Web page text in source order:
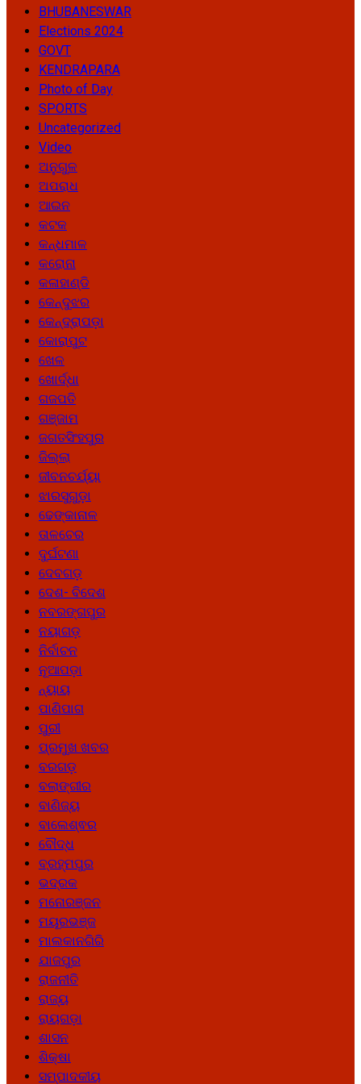
BHUBANESWAR
Elections 2024
GOVT
KENDRAPARA
Photo of Day
SPORTS
Uncategorized
Video
ଅନୁଗୁଳ
ଅପରାଧ
ଆଇନ
କଟକ
କନ୍ଧମାଳ
କରୋନା
କଳାହାଣ୍ଡି
କେନ୍ଦୁଝର
କେନ୍ଦ୍ରାପଡ଼ା
କୋରାପୁଟ
ଖେଳ
ଖୋର୍ଦ୍ଧା
ଗଜପତି
ଗଞ୍ଜାମ
ଜଗତସିଂହପୁର
ଜିଲ୍ଲା
ଜୀବନଚର୍ଯ୍ୟା
ଝାରସୁଗୁଡ଼ା
ଢେଙ୍କାନାଳ
ତାଳଚେର
ଦୁର୍ଘଟଣା
ଦେବଗଡ଼
ଦେଶ- ବିଦେଶ
ନବରଙ୍ଗପୁର
ନୟାଗଡ଼
ନିର୍ବାଚନ
ନୂଆପଡ଼ା
ନ୍ୟାୟ
ପାଣିପାଗ
ପୁରୀ
ପ୍ରମୁଖ ଖବର
ବରଗଡ଼
ବଲାଙ୍ଗୀର
ବାଣିଜ୍ୟ
ବାଲେଶ୍ଵର
ବୌଦ୍ଧ
ବ୍ରହ୍ମପୁର
ଭଦ୍ରକ
ମନୋରଞ୍ଜନ
ମୟୂରଭଞ୍ଜ
ମାଲକାନଗିରି
ଯାଜପୁର
ରାଜନୀତି
ରାଜ୍ୟ
ରାୟଗଡ଼ା
ଶାସନ
ଶିକ୍ଷା
ସମ୍ପାଦକୀୟ